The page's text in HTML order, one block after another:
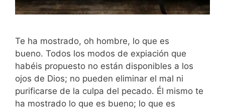
Te ha mostrado, oh hombre, lo que es
bueno. Todos los modos de expiación que
habéis propuesto no están disponibles a los
ojos de Dios; no pueden eliminar el mal ni
purificarse de la culpa del pecado. Él mismo te
ha mostrado lo que es bueno; lo que es